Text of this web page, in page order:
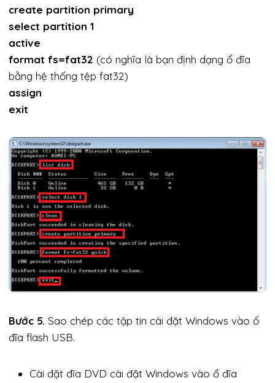
create partition primary
select partition 1
active
format fs=fat32 (có nghĩa là bạn định dạng ổ đĩa
bằng hệ thống tệp fat32)
assign
exit
Bước 5. Sao chép các tập tin cài đặt Windows vào ổ
đĩa flash USB.
Cài đặt đĩa DVD cài đặt Windows vào ổ đĩa